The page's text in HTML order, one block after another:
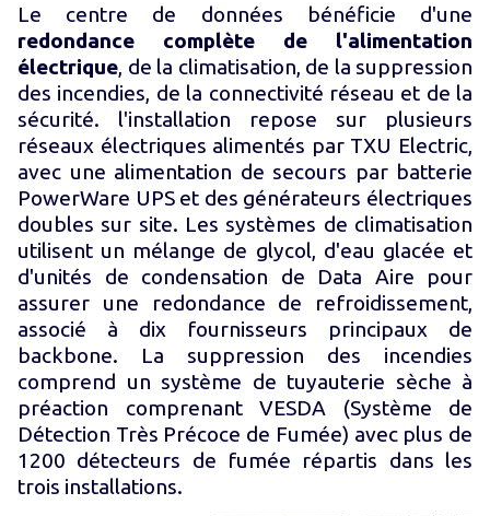
Le centre de données bénéficie d'une
redondance complète de l'alimentation
électrique, de la climatisation, de la suppression
des incendies, de la connectivité réseau et de la
sécurité. l'installation repose sur plusieurs
réseaux électriques alimentés par TXU Electric,
avec une alimentation de secours par batterie
PowerWare UPS et des générateurs électriques
doubles sur site. Les systèmes de climatisation
utilisent un mélange de glycol, d'eau glacée et
d'unités de condensation de Data Aire pour
assurer une redondance de refroidissement,
associé à dix fournisseurs principaux de
backbone. La suppression des incendies
comprend un système de tuyauterie sèche à
préaction comprenant VESDA (Système de
Détection Très Précoce de Fumée) avec plus de
1200 détecteurs de fumée répartis dans les
trois installations.